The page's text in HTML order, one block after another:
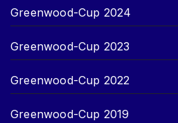
Greenwood-Cup 2024
Greenwood-Cup 2023
Greenwood-Cup 2022
Greenwood-Cup 2019